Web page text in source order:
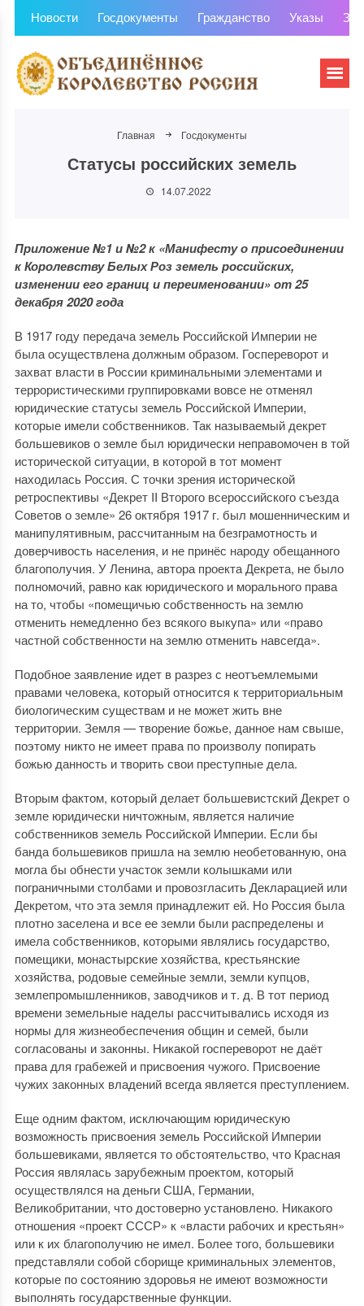
Новости Госдокументы Гражданство Указы
Главная Госдокументы
Статусы российских земель
14.07.2022
Приложение №1 и №2к «Манифесту о присоединении
к Королевству Белых Роз земель российских,
изменении его границ и переименовании» от 25
декабря 2020 года
В 1917 году передача земель Российской Империи не
была осуществлена должным образом. Госпереворот и
захват власти в России криминальными элементами и
террористическими группировками вовсе не отменял
юридические статусы земель Российской Империи,
которые имели собственников. Так называемый декрет
большевиков о земле был юридически неправомочен в той
исторической ситуации, в которой в тот момент
находилась Россия. С точки зрения исторической
ретроспективы «Декрет II Второго всероссийского съезда
Советов о земле» 26 октября 1917 г. был мошенническим и
манипулятивным, рассчитанным на безграмотность и
доверчивость населения, и не принёс народу обещанного
благополучия. У Ленина, автора проекта Декрета, не было
полномочий, равно как юридического и морального права
на то, чтобы «помещичью собственность на землю
отменить немедленно без всякого выкупа» или «право
частной собственности на землю отменить навсегда».
Подобное заявление идет в разрез с неотъемлемыми
правами человека, который относится к территориальным
биологическим существам и не может жить вне
территории. Земля — творение божье, данное нам свыше,
поэтому никто не имеет права по произволу попирать
божью данность и творить свои преступные дела.
Вторым фактом, который делает большевистский Декрет о
земле юридически ничтожным, является наличие
собственников земель Российской Империи. Если бы
банда большевиков пришла на землю необетованную, она
могла бы обнести участок земли колышками или
пограничными столбами и провозгласить Декларацией или
Декретом, что эта земля принадлежит ей. Но Россия была
плотно заселена и все ее земли были распределены и
имела собственников, которыми являлись государство,
помещики, монастырские хозяйства, крестьянские
хозяйства, родовые семейные земли, земли купцов,
землепромышленников, заводчиков и т. д. В тот период
времени земельные наделы рассчитывались исходя из
нормы для жизнеобеспечения общин и семей, были
согласованы и законны. Никакой госпереворот не даёт
права для грабежей и присвоения чужого. Присвоение
чужих законных владений всегда является преступлением.
Еще одним фактом, исключающим юридическую
возможность присвоения земель Российской Империи
большевиками, является то обстоятельство, что Красная
Россия являлась зарубежным проектом, который
осуществлялся на деньги США, Германии,
Великобритании, что достоверно установлено. Никакого
отношения «проект СССР» к «власти рабочих и крестьян»
или к их благополучию не имел. Более того, большевики
представляли собой сборище криминальных элементов,
которые по состоянию здоровья не имеют возможности
выполнять государственные функции.